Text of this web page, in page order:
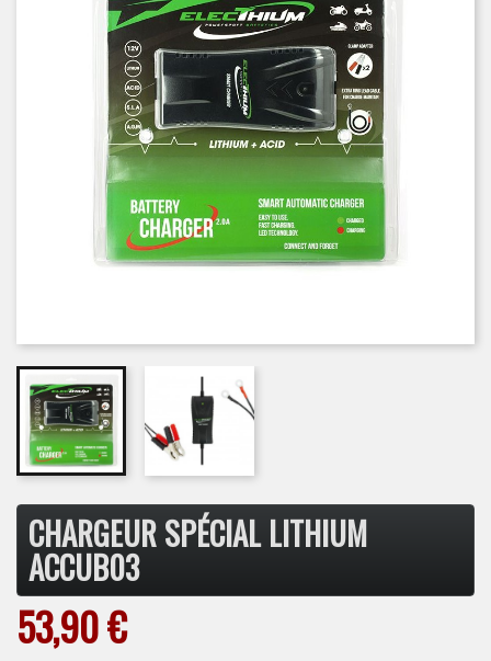
CHARGEUR SPÉCIAL LITHIUM
ACCUB03
53,90 €